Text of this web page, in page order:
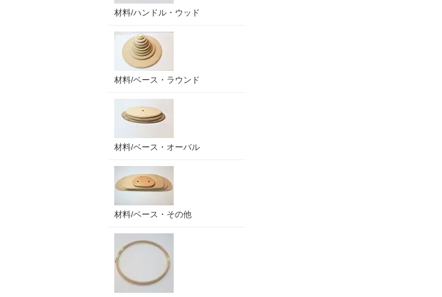
材料/ハンドル・ウッド
材料/ベース・ラウンド
材料/ベース・オーバル
材料/ベース・その他